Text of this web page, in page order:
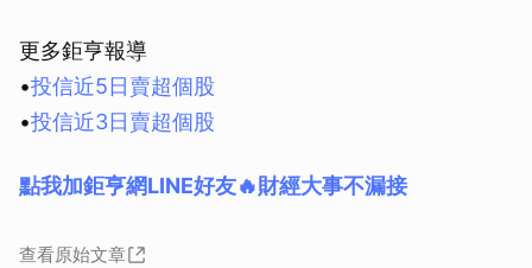
更多鉅亨報導
•投信近5日賣超個股
•投信近3日賣超個股
點我加鉅亨網LINE好友🔥財經大事不漏接
查看原始文章